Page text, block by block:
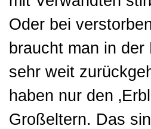
Oder bei
braucht man in der
sehr weit
haben nur den
Großeltern. Das